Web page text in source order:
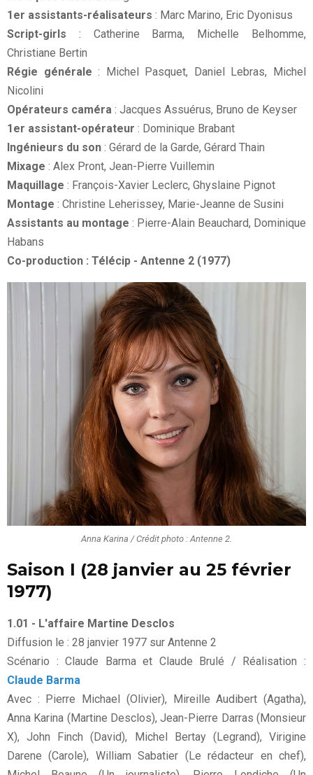
1er assistants-réalisateurs : Marc Marino, Eric Dyonisus
Script-girls : Catherine Barma, Michelle Belhomme,
Christiane Bertin
Régie générale : Michel Pasquet, Daniel Lebras, Michel
Nicolini
Opérateurs caméra : Jacques Assuérus, Bruno de Keyser
1er assistant-opérateur : Dominique Brabant
Ingénieurs du son : Gérard de la Garde, Gérard Thain
Mixage : Alex Pront, Jean-Pierre Vuillemin
Maquillage : François-Xavier Leclerc, Ghyslaine Pignot
Montage : Christine Leherissey, Marie-Jeanne de Susini
Assistants au montage : Pierre-Alain Beauchard, Dominique
Habans
Co-production : Télécip - Antenne 2 (1977)
Anna Karina / Crédit photo : Antenne 2.
Saison I (28 janvier au 25 février
1977)
1.01 - L'affaire Martine Desclos
Diffusion le : 28 janvier 1977 sur Antenne 2
Scénario : Claude Barma et Claude Brulé / Réalisation :
Claude Barma
Avec : Pierre Michael (Olivier), Mireille Audibert (Agatha),
Anna Karina (Martine Desclos), Jean-Pierre Darras (Monsieur
X), John Finch (David), Michel Bertay (Legrand), Virigine
Darene (Carole), William Sabatier (Le rédacteur en chef),